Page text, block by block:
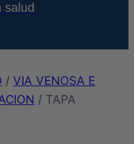
salud
/ VIA VENOSA E
/ TAPA